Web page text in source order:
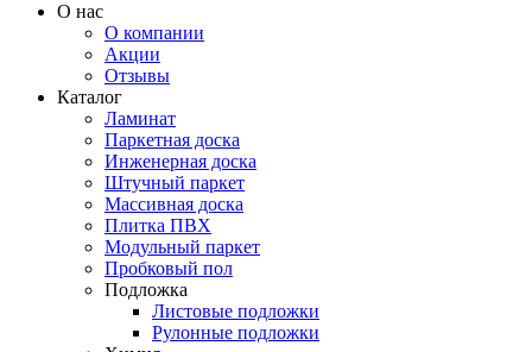
О нас
О компании
Акции
Отзывы
Каталог
Ламинат
Паркетная доска
Инженерная доска
Штучный паркет
Массивная доска
Плитка ПВХ
Модульный паркет
Пробковый пол
Подложка
Листовые подложки
Рулонные подложки